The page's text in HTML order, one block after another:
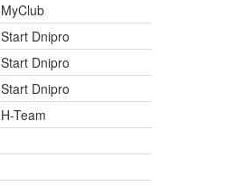
MyClub
Start Dnipro
Start Dnipro
Start Dnipro
H-Team